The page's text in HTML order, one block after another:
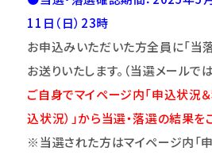
11日（日）23時
お申込みいただいた方全員に「当
お送りいたします。（当選メールでは
ご自身でマイページ内「申込状況
込状況）」から当選・落選の結果を
※当選された方はマイページ内「